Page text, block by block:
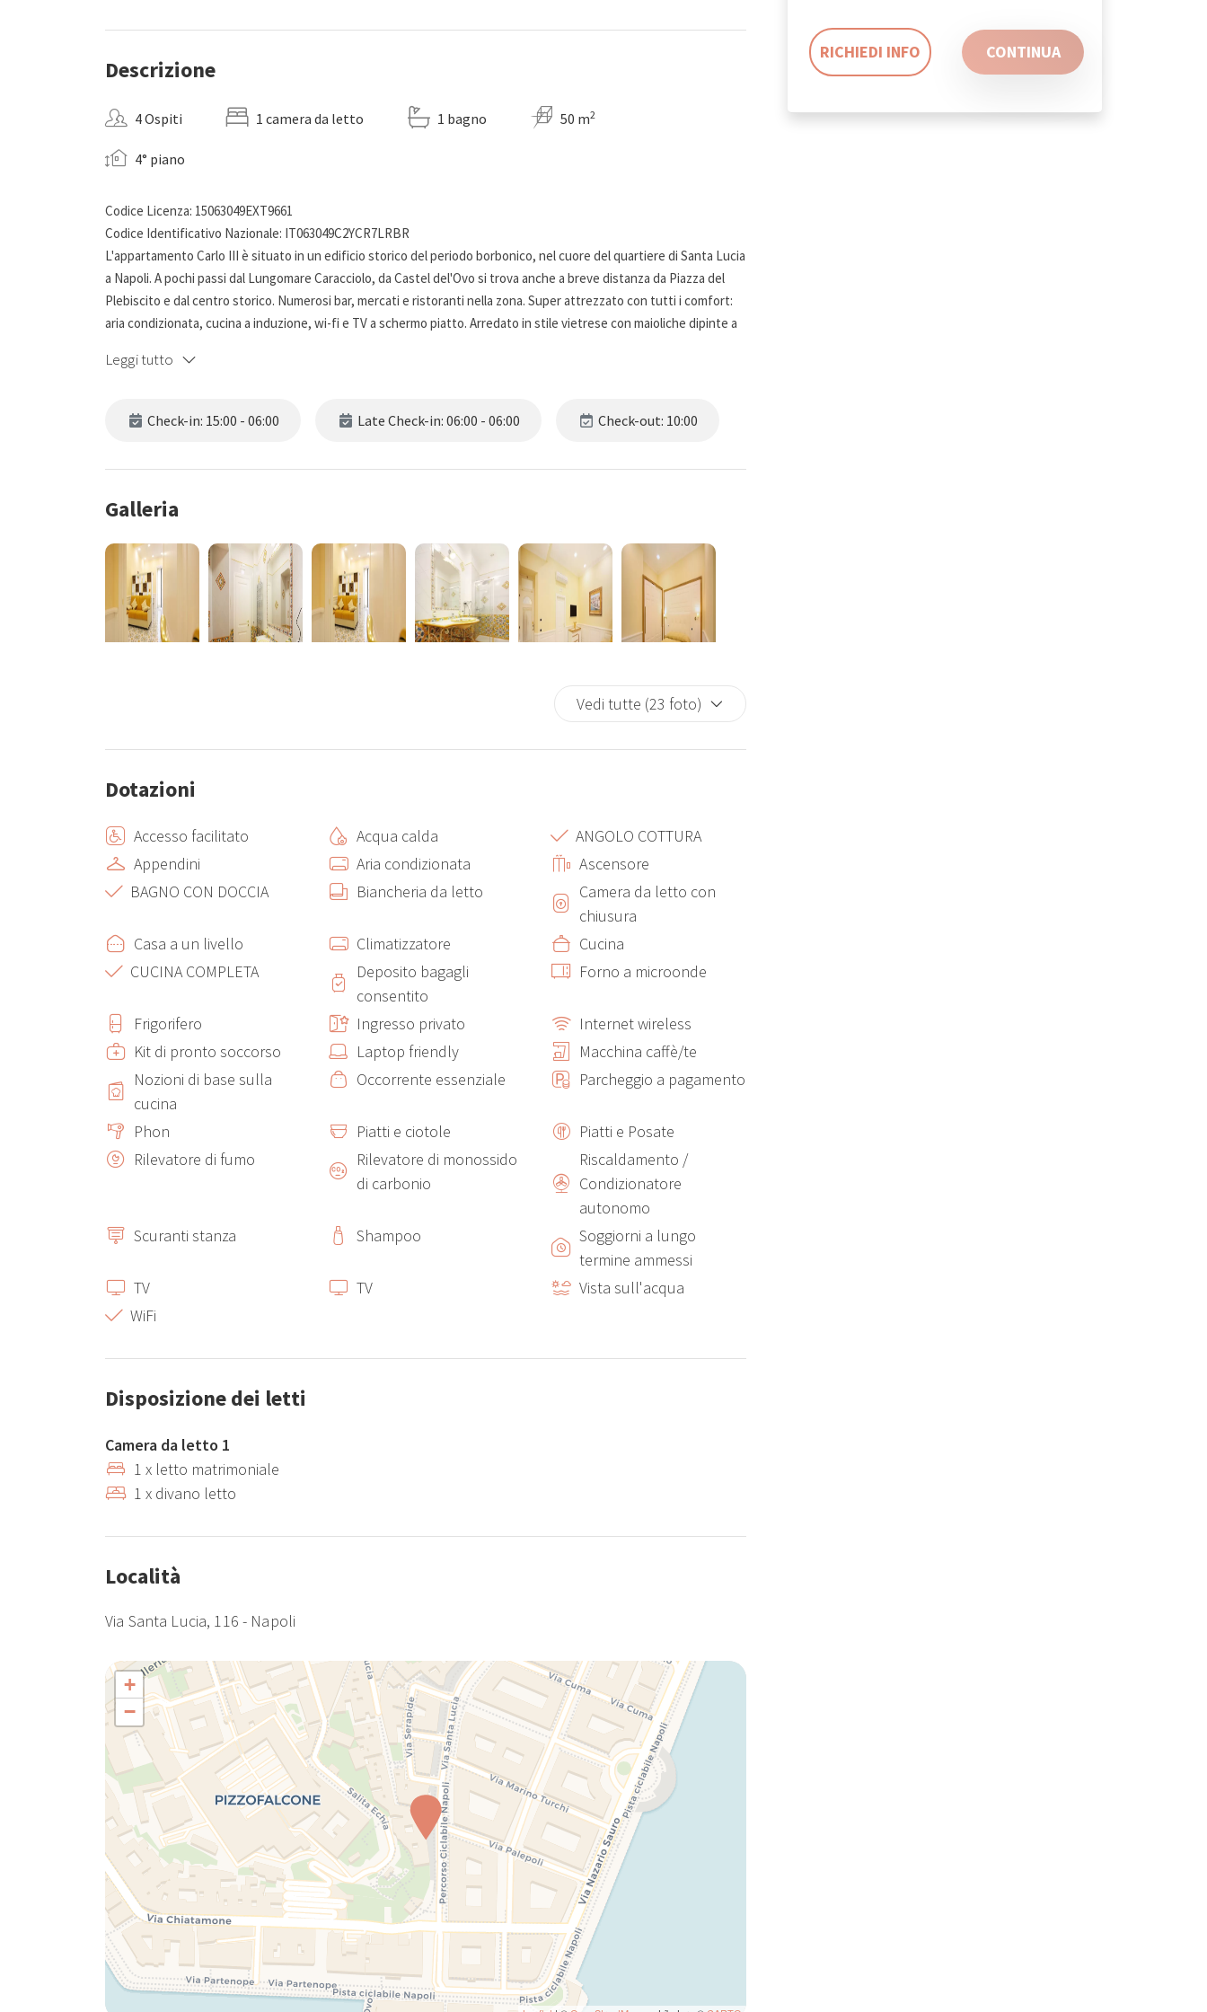
Descrizione
4 Ospiti 1 camera da letto 1 bagno 50 m2
4° piano
Codice Licenza: 15063049EXT9661
Codice Identificativo Nazionale: IT063049C2YCR7LRBR
L'appartamento Carlo III è situato in un edificio storico del periodo borbonico, nel cuore del quartiere di Santa Lucia
a Napoli. A pochi passi dal Lungomare Caracciolo, da Castel del'Ovo si trova anche a breve distanza da Piazza del
Plebiscito e dal centro storico. Numerosi bar, mercati e ristoranti nella zona. Super attrezzato con tutti i comfort:
aria condizionata, cucina a induzione, wi-fi e TV a schermo piatto. Arredato in stile vietrese con maioliche dipinte a
Leggi tutto
Check-in: 15:00 - 06:00 Late Check-in: 06:00 - 06:00 Check-out: 10:00
Galleria
Vedi tutte (23 foto)
Dotazioni
Accesso facilitato Acqua calda
ANGOLO COTTURA
Appendini
Aria condizionata
Ascensore
BAGNO CON DOCCIA
Biancheria da letto
Camera da letto con
chiusura
Casa a un livello
Climatizzatore
Cucina
CUCINA COMPLETA
Deposito bagagli
consentito
Forno a microonde
Frigorifero Ingresso privato
Internet wireless
Kit di pronto soccorso
Laptop friendly
Macchina caffè/te
Nozioni di base sulla
cucina
Occorrente essenziale Parcheggio a pagamento
Phon Piatti e ciotole
Piatti e Posate
Rilevatore di fumo
Rilevatore di monossido
di carbonio
Riscaldamento /
Condizionatore
autonomo
Scuranti stanza
Shampoo
Soggiorni a lungo
termine ammessi
TV
TV
Vista sull'acqua
WiFi
Disposizione dei letti
Camera da letto 1
1 x letto matrimoniale
1 x divano letto
Località
Via Santa Lucia, 116 - Napoli
+
−
RICHIEDI INFO CONTINUA